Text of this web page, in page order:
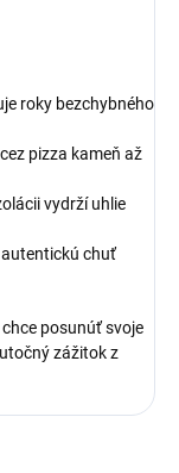
roky bezchybného
pizza kameň až
vydrží uhlie
chuť
posunúť svoje
zážitok z